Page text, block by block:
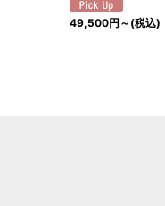
49,500円 ～ (税込)